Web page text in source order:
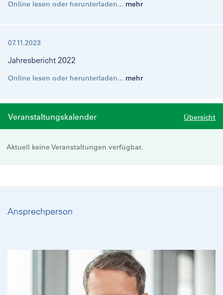
Online lesen oder herunterladen... mehr
07.11.2023
Jahresbericht 2022
Online lesen oder herunterladen... mehr
Veranstaltungskalender Übersicht
Aktuell keine Veranstaltungen verfügbar.
Ansprechperson